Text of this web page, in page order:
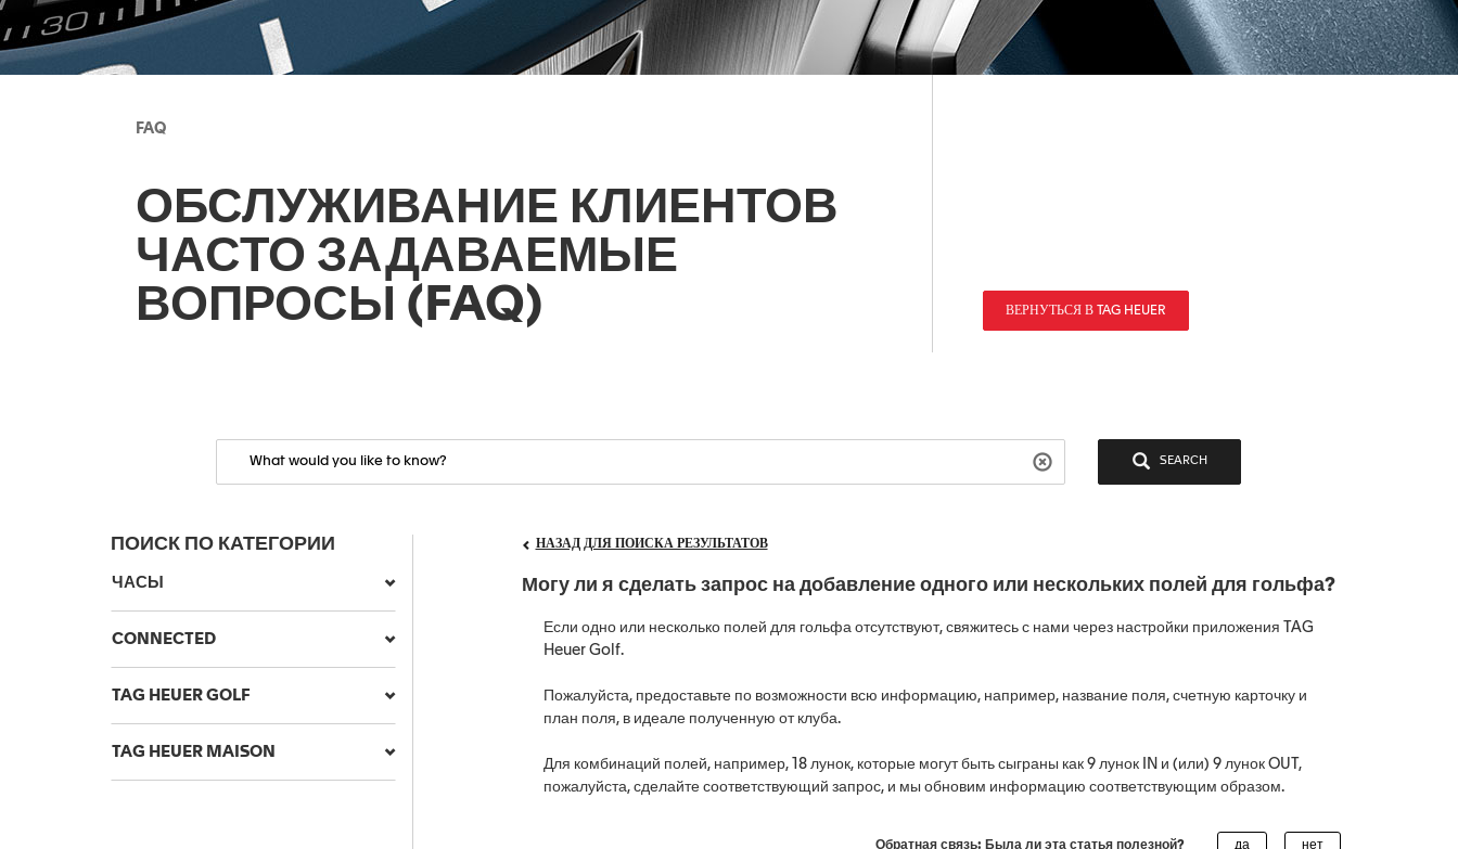
FAQ
ОБСЛУЖИВАНИЕ КЛИЕНТОВ
ЧАСТО ЗАДАВАЕМЫЕ
ВОПРОСЫ (FAQ)
ВЕРНУТЬСЯ В TAG HEUER
SEARCH
ПОИСК ПО КАТЕГОРИИ
ЧАСЫ
CONNECTED
TAG HEUER GOLF
TAG HEUER MAISON
НАЗАД ДЛЯ ПОИСКА РЕЗУЛЬТАТОВ
Могу ли я сделать запрос на добавление одного или нескольких полей для гольфа?
Если одно или несколько полей для гольфа отсутствуют, свяжитесь с нами через настройки приложения TAG
Heuer Golf.
Пожалуйста, предоставьте по возможности всю информацию, например, название поля, счетную карточку и
план поля, в идеале полученную от клуба.
Для комбинаций полей, например, 18 лунок, которые могут быть сыграны как 9 лунок IN и (или) 9 лунок OUT,
пожалуйста, сделайте соответствующий запрос, и мы обновим информацию соответствующим образом.
Обратная связь: Была ли эта статья полезной?